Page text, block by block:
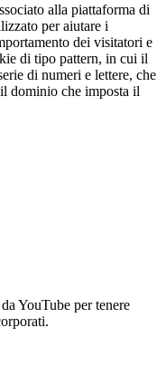
alla piattaforma di
per aiutare i
dei visitatori e
di tipo pattern, in cui il
di numeri e lettere, che
dominio che imposta il
YouTube per tenere